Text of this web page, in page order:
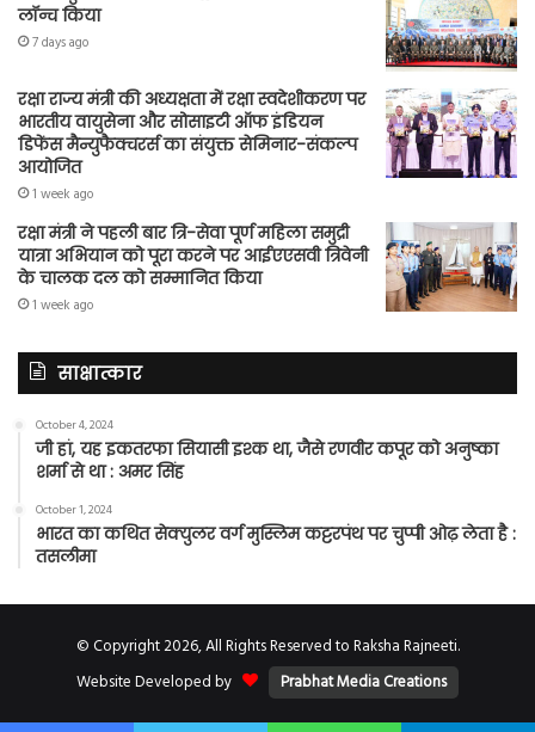
लॉन्च किया
7 days ago
रक्षा राज्य मंत्री की अध्यक्षता में रक्षा स्वदेशीकरण पर
भारतीय वायुसेना और सोसाइटी ऑफ इंडियन
डिफेंस मैन्युफैक्चरर्स का संयुक्त सेमिनार-संकल्प
आयोजित
1 week ago
रक्षा मंत्री ने पहली बार त्रि-सेवा पूर्ण महिला समुद्री
यात्रा अभियान को पूरा करने पर आईएएसवी त्रिवेनी
के चालक दल को सम्मानित किया
1 week ago
साक्षात्कार
October 4, 2024
जी हां, यह इकतरफा सियासी इश्क था, जैसे रणवीर कपूर को अनुष्का
शर्मा से था : अमर सिंह
October 1, 2024
भारत का कथित सेक्युलर वर्ग मुस्लिम कट्टरपंथ पर चुप्पी ओढ़ लेता है :
तसलीमा
© Copyright 2026, All Rights Reserved to Raksha Rajneeti.
Website Developed by
Prabhat Media Creations